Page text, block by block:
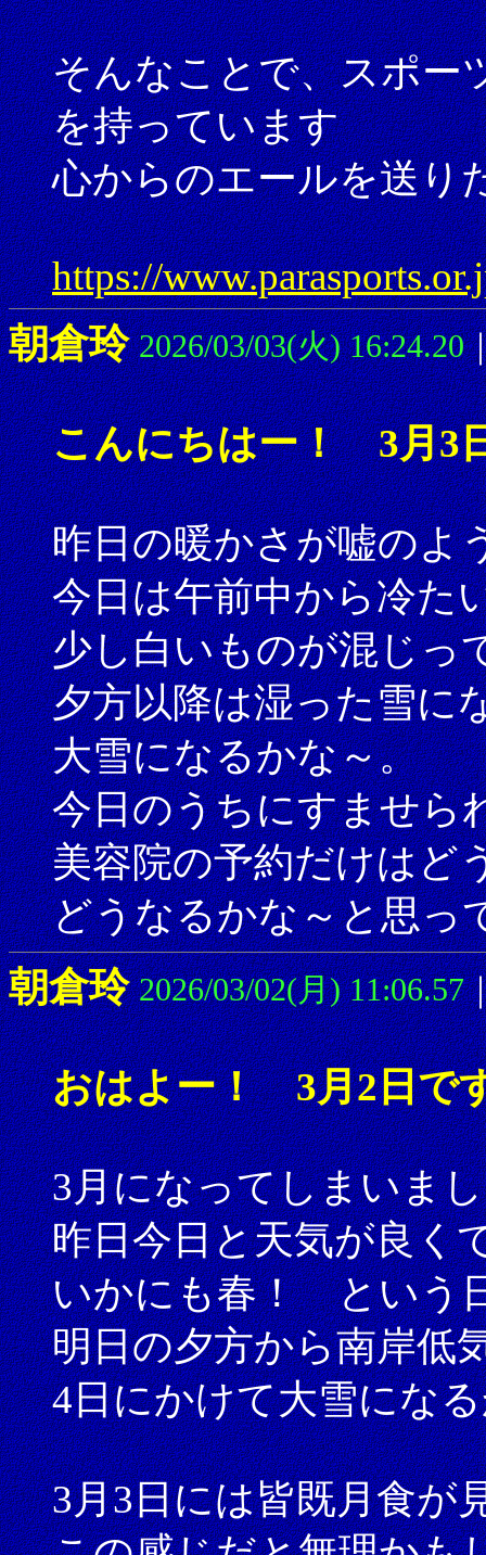
そんなことで、スポ
を持っています
心からのエールを送り
https://
朝倉玲 2026/03/03(火) 16:24.20
こんにちはー！ 3月3
昨日の暖かさが嘘のよ
今日は午前中から冷た
少し白いものが混じっ
夕方以降は湿った雪に
大雪になるかな～。
今日のうちにすませら
美容院の予約だけはど
どうなるかな～と思っ
朝倉玲 2026/03/02(月) 11:06.57
おはよー！ 3月2日で
3月になってしまいま
昨日今日と天気が良く
いかにも春！ という
明日の夕方から南岸低
4日にかけて大雪にな
3月3日には皆既月食が